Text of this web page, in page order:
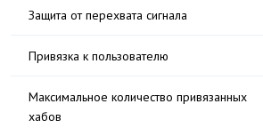
Защита от перехвата сигнала
Привязка к пользователю
Максимальное количество привязанных
хабов